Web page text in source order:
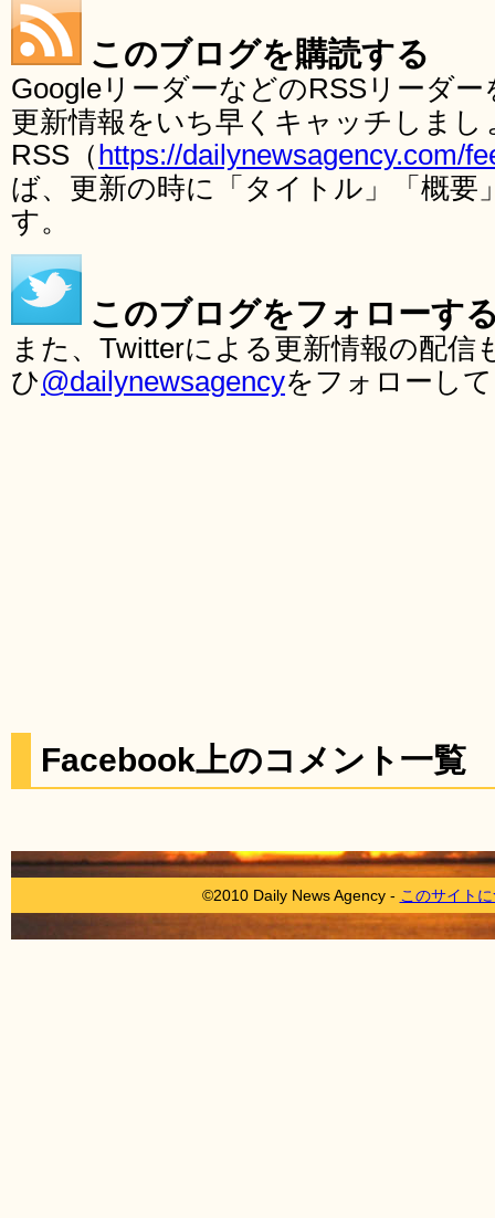
このブログを購読する
GoogleリーダーなどのRSSリーダ
更新情報をいち早くキャッチしま
RSS（ https://dailynewsagency.com/
ば、更新の時に「タイトル」「概要
す。
このブログをフォローす
また、Twitterによる更新情報の配
ひ@dailynewsagencyをフォローし
Facebook上のコメント一覧
©2010 Daily News Agency - このサイト